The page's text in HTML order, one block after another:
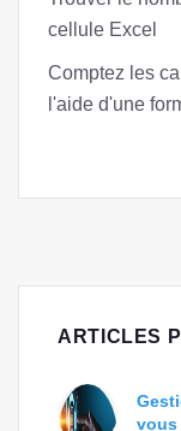
cellule Excel
Comptez les
l'aide d'une
ARTICLES
vous